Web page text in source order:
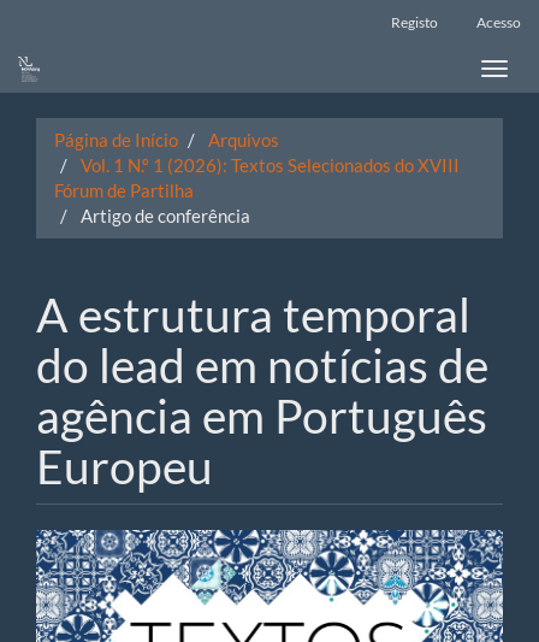
Registo Acesso
Toggle
Página de Início
Arquivos
Vol. 1 N.º 1 (2026): Textos Selecionados do XVIII
Fórum de Partilha
Artigo de conferência
A estrutura temporal
do lead em notícias de
agência em Português
Europeu
Article
Sidebar